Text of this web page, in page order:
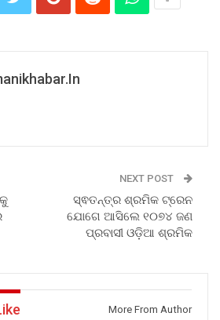
NEXT POST
ସ୍ଵତନ୍ତ୍ର ଶ୍ରମିକ ଟ୍ରେନ
ଯୋଗେ ଆସିଲେ ୧୦୭୪ ଜଣ
ପ୍ରବାସୀ ଓଡ଼ିଆ ଶ୍ରମିକ
More From Author